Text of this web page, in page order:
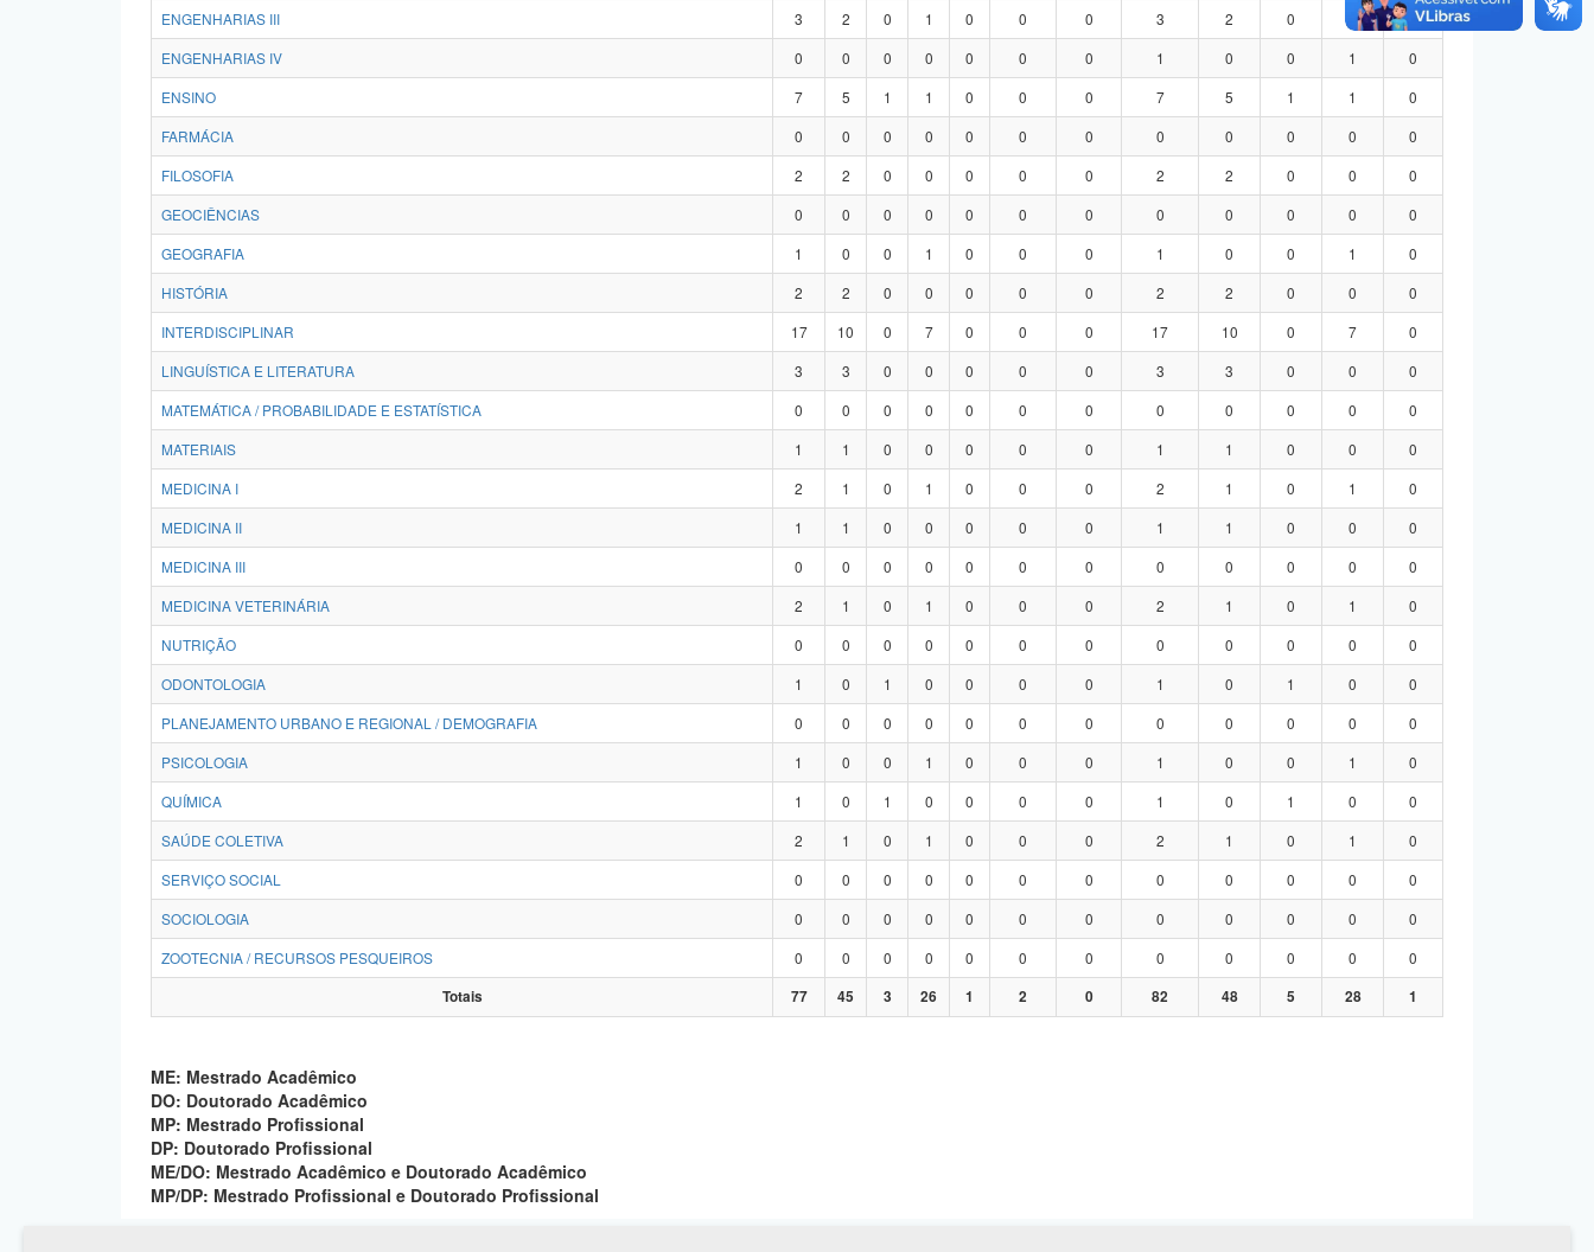
ENGENHARIAS III
3 2 0 1 0 0 0 3 2 0
0
ENGENHARIAS IV
0 0 0 0 0 0 0 1 0 0 1
0
ENSINO
7 5 1 1 0 0 0 7 5 1 1
0
FARMÁCIA
0 0 0 0 0 0 0 0 0 0 0
0
FILOSOFIA
2 2 0 0 0 0 0 2 2 0 0
0
GEOCIÊNCIAS
0 0 0 0 0 0 0 0 0 0 0
0
GEOGRAFIA
1 0 0 1 0 0 0 1 0 0 1
0
HISTÓRIA
2 2 0 0 0 0 0 2 2 0 0
0
INTERDISCIPLINAR
17 10 0 7 0 0 0 17 10 0 7
0
LINGUÍSTICA E LITERATURA
3 3 0 0 0 0 0 3 3 0 0
0
MATEMÁTICA / PROBABILIDADE E ESTATÍSTICA
0 0 0 0 0 0 0 0 0 0 0
0
MATERIAIS
1 1 0 0 0 0 0 1 1 0 0
0
MEDICINA I
2 1 0 1 0 0 0 2 1 0 1
0
MEDICINA II
1 1 0 0 0 0 0 1 1 0 0
0
MEDICINA III
0 0 0 0 0 0 0 0 0 0 0
0
MEDICINA VETERINÁRIA
2 1 0 1 0 0 0 2 1 0 1
0
NUTRIÇÃO
0 0 0 0 0 0 0 0 0 0 0
0
ODONTOLOGIA
1 0 1 0 0 0 0 1 0 1 0
0
PLANEJAMENTO URBANO E REGIONAL / DEMOGRAFIA
0 0 0 0 0 0 0 0 0 0 0
0
PSICOLOGIA
1 0 0 1 0 0 0 1 0 0 1
0
QUÍMICA
1 0 1 0 0 0 0 1 0 1 0
0
SAÚDE COLETIVA
2 1 0 1 0 0 0 2 1 0 1
0
SERVIÇO SOCIAL
0 0 0 0 0 0 0 0 0 0 0
0
SOCIOLOGIA
0 0 0 0 0 0 0 0 0 0 0
0
ZOOTECNIA / RECURSOS PESQUEIROS
0 0 0 0 0 0 0 0 0 0 0
0
Totais
77 45 3 26 1 2 0 82 48 5 28 1
ME: Mestrado Acadêmico
DO: Doutorado Acadêmico
MP: Mestrado Profissional
DP: Doutorado Profissional
ME/DO: Mestrado Acadêmico e Doutorado Acadêmico
MP/DP: Mestrado Profissional e Doutorado Profissional